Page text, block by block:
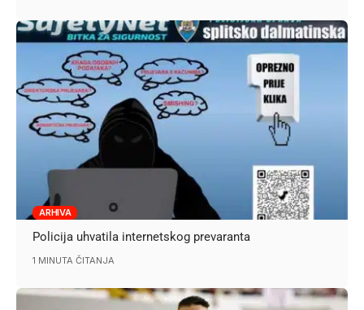
ARHIVA
Policija uhvatila internetskog prevaranta
1 MINUTA ČITANJA